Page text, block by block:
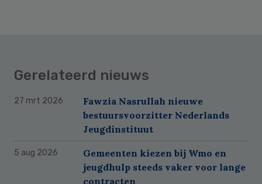
Gerelateerd nieuws
27 mrt 2026
Fawzia Nasrullah nieuwe
bestuursvoorzitter Nederlands
Jeugdinstituut
5 aug 2026
Gemeenten kiezen bij Wmo en
jeugdhulp steeds vaker voor lange
contracten